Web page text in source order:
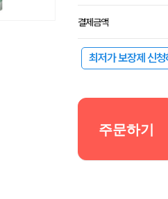
결제금액
최저가 보장제 신청
주문하기